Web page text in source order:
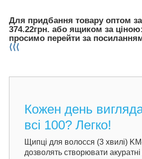
Для придбання товару оптом
374.22грн. або ящиком за
просимо перейти за
⟨⟨⟨
Кожен день
всі 100? Легко!
Щипці для волосся (3 хвилі)
дозволять створювати акуратні